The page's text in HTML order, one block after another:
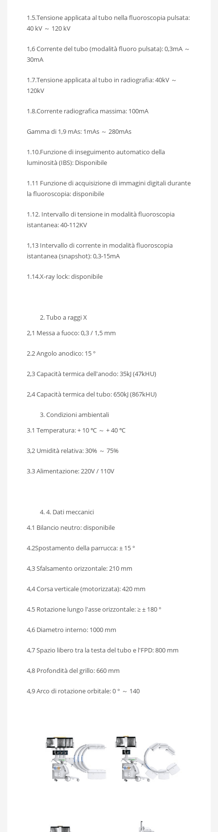
1.5.Tensione applicata al tubo nella fluoroscopia pulsata:
40 kV ～ 120 kV
1,6 Corrente del tubo (modalità fluoro pulsata): 0,3mA ～
30mA
1.7.Tensione applicata al tubo in radiografia: 40kV ～
120kV
1.8.Corrente radiografica massima: 100mA
Gamma di 1,9 mAs: 1mAs ～ 280mAs
1.10.Funzione di inseguimento automatico della
luminosità (IBS): Disponibile
1.11 Funzione di acquisizione di immagini digitali durante
la fluoroscopia: disponibile
1.12. Intervallo di tensione in modalità fluoroscopia
istantanea: 40-112KV
1,13 Intervallo di corrente in modalità fluoroscopia
istantanea (snapshot): 0,3-15mA
1.14.X-ray lock: disponibile
Tubo a raggi X
2,1 Messa a fuoco: 0,3 / 1,5 mm
2.2 Angolo anodico: 15 °
2,3 Capacità termica dell'anodo: 35kJ (47kHU)
2,4 Capacità termica del tubo: 650kJ (867kHU)
Condizioni ambientali
3.1 Temperatura: + 10 ℃ ～ + 40 ℃
3,2 Umidità relativa: 30% ～ 75%
3.3 Alimentazione: 220V / 110V
4. Dati meccanici
4.1 Bilancio neutro: disponibile
4.2Spostamento della parrucca: ± 15 °
4,3 Sfalsamento orizzontale: 210 mm
4,4 Corsa verticale (motorizzata): 420 mm
4.5 Rotazione lungo l'asse orizzontale: ≥ ± 180 °
4,6 Diametro interno: 1000 mm
4,7 Spazio libero tra la testa del tubo e l'FPD: 800 mm
4,8 Profondità del grillo: 660 mm
4,9 Arco di rotazione orbitale: 0 ° ～ 140